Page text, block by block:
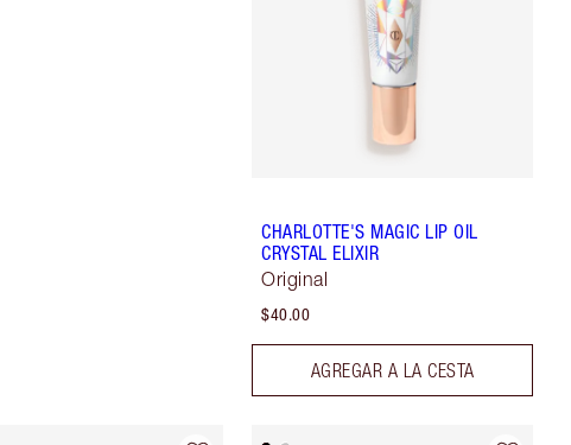
CHARLOTTE'S MAGIC LIP OIL
CRYSTAL ELIXIR
Original
$40.00
AGREGAR A LA CESTA